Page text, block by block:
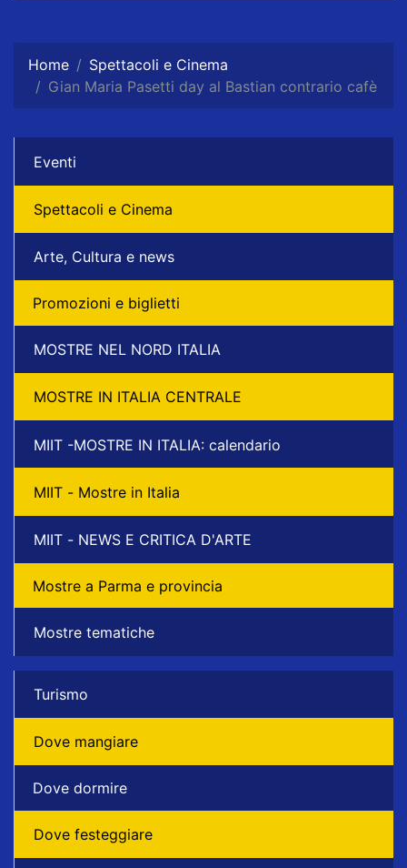
Home
Spettacoli e Cinema
Gian Maria Pasetti day al Bastian contrario cafè
Eventi
Spettacoli e Cinema
Arte, Cultura e news
Promozioni e biglietti
MOSTRE NEL NORD ITALIA
MOSTRE IN ITALIA CENTRALE
MIIT -MOSTRE IN ITALIA: calendario
MIIT - Mostre in Italia
MIIT - NEWS E CRITICA D'ARTE
Mostre a Parma e provincia
Mostre tematiche
Turismo
Dove mangiare
Dove dormire
Dove festeggiare